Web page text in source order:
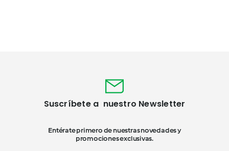
Suscríbete a nuestro Newsletter
Entérate primero de nuestras novedades y
promociones exclusivas.